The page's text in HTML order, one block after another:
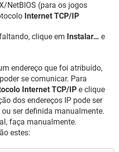
NetBIOS (para os jogos
Internet TCP/IP
clique em Instalar… e
endereço que foi atribuído,
se comunicar. Para
Internet TCP/IP e clique
dos endereços IP pode ser
ser definida manualmente.
faça manualmente.
estes: